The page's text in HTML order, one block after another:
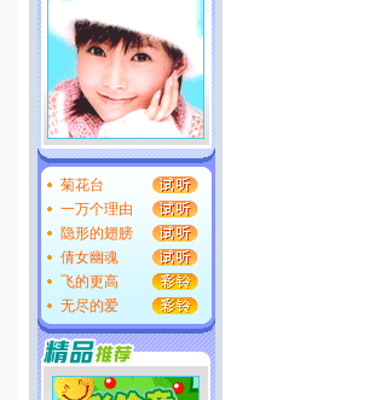
菊花台
一万个理由
隐形的翅膀
倩女幽魂
飞的更高
无尽的爱